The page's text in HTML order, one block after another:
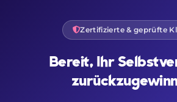
Zertifizierte & geprüfte
Bereit, Ihr